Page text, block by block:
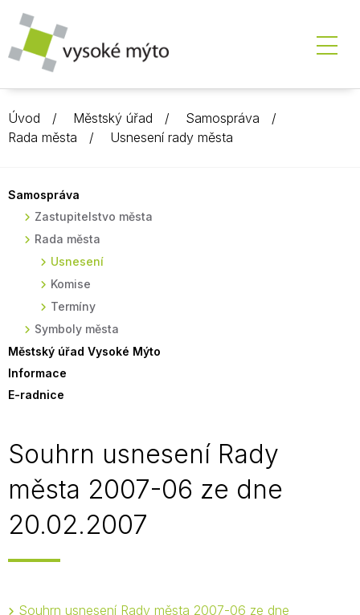
Úvod Městský úřad
Samospráva
Rada města
Usnesení rady města
Samospráva
Zastupitelstvo města
Rada města
Usnesení
Komise
Termíny
Symboly města
Městský úřad Vysoké Mýto
Informace
E-radnice
Souhrn usnesení Rady
města 2007-06 ze dne
20.02.2007
Souhrn usnesení Rady města 2007-06 ze dne